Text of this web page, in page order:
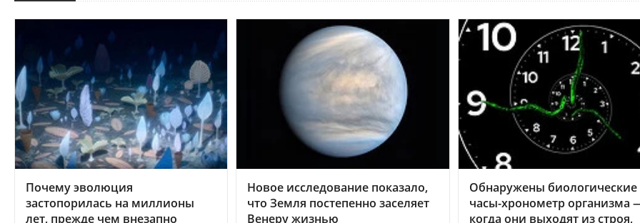
Почему эволюция
застопорилась на миллионы
лет, прежде чем внезапно
Новое исследование показало,
что Земля постепенно заселяет
Венеру жизнью
Обнаружены биологические
часы-хронометр организма
когда они выходят из строя,